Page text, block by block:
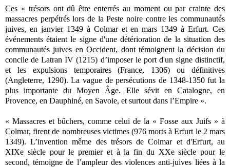
Ces « trésors ont dû être enterrés au moment ou par crainte des
massacres perpétrés lors de la Peste noire contre les communautés
juives, en janvier 1349 à Colmar et en mars 1349 à Erfurt. Ces
événements étaient le signe d'une détérioration de la situation des
communautés juives en Occident, dont témoignent la décision du
concile de Latran IV (1215) d’imposer le port d'un signe distinctif,
et les expulsions temporaires (France, 1306) ou définitives
(Angleterre, 1290). La vague de persécutions de 1348-1350 fut la
plus importante du Moyen Âge. Elle sévit en Catalogne, en
Provence, en Dauphiné, en Savoie, et surtout dans l’Empire ».
« Massacres et bûchers, comme celui de la « Fosse aux Juifs » à
Colmar, firent de nombreuses victimes (976 morts à Erfurt le 2 mars
1349). L’invention même des trésors de Colmar et d'Erfurt, au
XIXe siècle pour le premier et à la fin du XXe siècle pour le
second, témoigne de l’ampleur des violences anti-juives liées à la